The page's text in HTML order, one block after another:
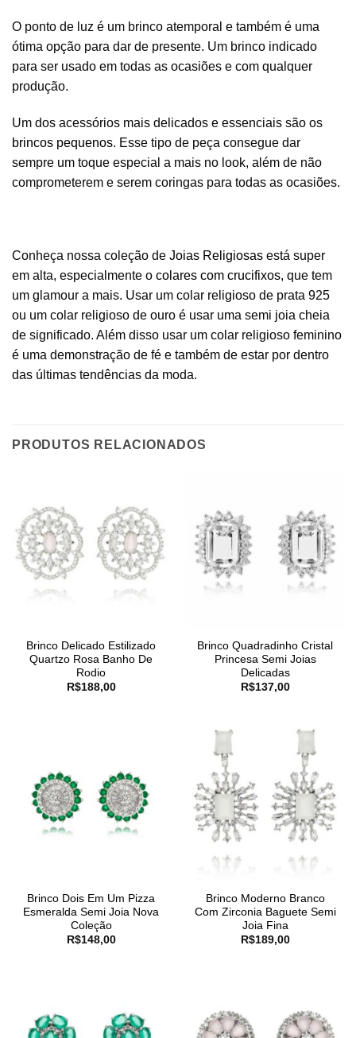
O ponto de luz é um brinco atemporal e também é uma
ótima opção para dar de presente. Um brinco indicado
para ser usado em todas as ocasiões e com qualquer
produção.
Um dos acessórios mais delicados e essenciais são os
brincos pequenos. Esse tipo de peça consegue dar
sempre um toque especial a mais no look, além de não
comprometerem e serem coringas para todas as ocasiões.
Conheça nossa coleção de Joias Religiosas está super
em alta, especialmente o colares com crucifixos, que tem
um glamour a mais. Usar um colar religioso de prata 925
ou um colar religioso de ouro é usar uma semi joia cheia
de significado. Além disso usar um colar religioso feminino
é uma demonstração de fé e também de estar por dentro
das últimas tendências da moda.
PRODUTOS RELACIONADOS
Brinco Delicado Estilizado
Quartzo Rosa Banho De
Rodio
R$188,00
Brinco Quadradinho Cristal
Princesa Semi Joias
Delicadas
R$137,00
Brinco Dois Em Um Pizza
Esmeralda Semi Joia Nova
Coleção
R$148,00
Brinco Moderno Branco
Com Zirconia Baguete Semi
Joia Fina
R$189,00